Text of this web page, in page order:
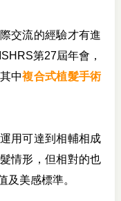
交流的經驗才有進
第27屆年會，
中複合式植髮手術
用可達到相輔相成
情形，但相對的也
及美感標準。